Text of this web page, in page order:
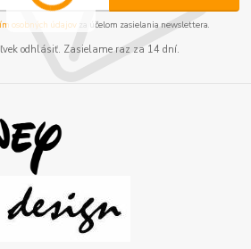
osobných údajov za účelom zasielania newslettera.
odhlásiť. Zasielame raz za 14 dní.